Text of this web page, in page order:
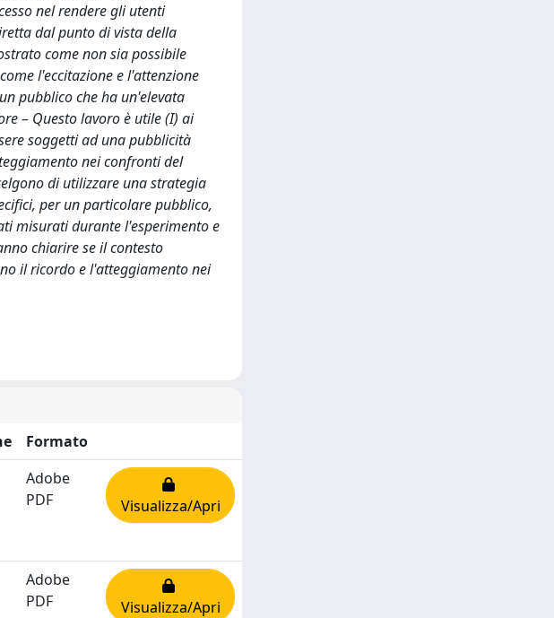
nel rendere gli utenti
dal punto di vista della
come non sia possibile
l'eccitazione e l'attenzione
pubblico che ha un'elevata
– Questo lavoro è utile (I) ai
soggetti ad una pubblicità
nei confronti del
di utilizzare una strategia
per un particolare pubblico,
misurati durante l'esperimento e
chiarire se il contesto
il ricordo e l'atteggiamento nei
Formato
Adobe
PDF
Visualizza/Apri
Adobe
PDF
Visualizza/Apri